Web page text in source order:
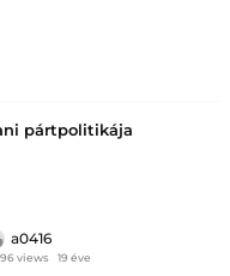
pártpolitikája
a0416
views 19 éve